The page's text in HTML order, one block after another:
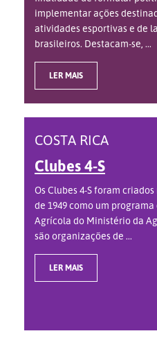
implementar ações
atividades esportivas e de
brasileiros. Destacam-se, ...
LER MAIS
COSTA RICA
Clubes 4-S
Os Clubes 4-S foram
de 1949 como um
Agrícola do Ministério da
são organizações de ...
LER MAIS